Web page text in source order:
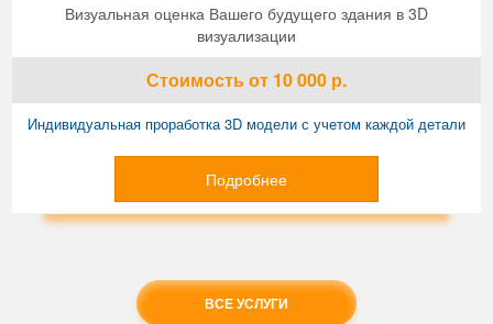
Визуальная оценка Вашего будущего здания в 3D
визуализации
Стоимостьот 10 000 р.
Индивидуальная проработка 3D модели с учетом каждой детали
Подробнее
ВСЕ УСЛУГИ